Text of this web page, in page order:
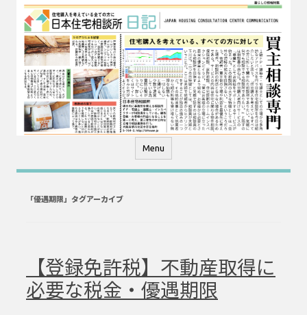
コ
テ
ン
ツ
へ
ス
キ
ッ
プ
Menu
「優遇期限」タグアーカイブ
【登録免許税】不動産取得に
必要な税金・優遇期限